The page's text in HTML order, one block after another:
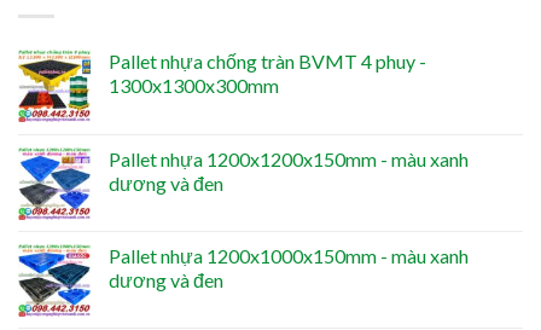
Pallet nhựa chống tràn BVMT 4 phuy -
1300x1300x300mm
Pallet nhựa 1200x1200x150mm - màu xanh
dương và đen
Pallet nhựa 1200x1000x150mm - màu xanh
dương và đen